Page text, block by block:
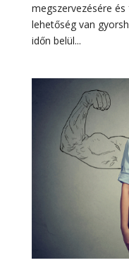
megszervezésére
lehetőség van
időn belül...